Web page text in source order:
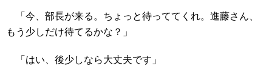
「今、部長が来る。ちょっと待っててくれ。進藤さん、
もう少しだけ待てるかな？」
「はい、後少しなら大丈夫です」